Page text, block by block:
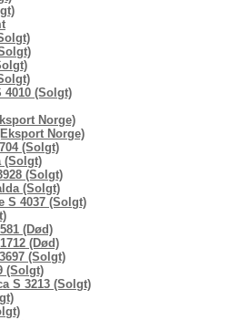
(Solgt)
Norge)
Norge)
(Solgt)
(Solgt)
(Solgt)
(Solgt)
S 4037 (Solgt)
(Død)
(Død)
(Solgt)
(Solgt)
S 3213 (Solgt)